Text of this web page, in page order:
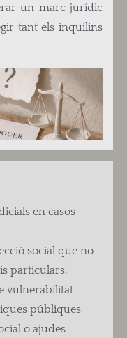
un marc jurídic
tant els inquilins
en casos
social que no
particulars.
vulnerabilitat
públiques
o ajudes